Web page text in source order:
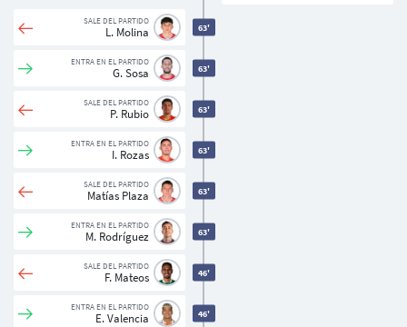
46'
ENTRA EN EL PARTIDO
E. Valencia
46'
SALE DEL PARTIDO
F. Mateos
63'
ENTRA EN EL PARTIDO
M. Rodríguez
63'
SALE DEL PARTIDO
Matías Plaza
63'
ENTRA EN EL PARTIDO
I. Rozas
63'
SALE DEL PARTIDO
P. Rubio
63'
ENTRA EN EL PARTIDO
G. Sosa
63'
SALE DEL PARTIDO
L. Molina